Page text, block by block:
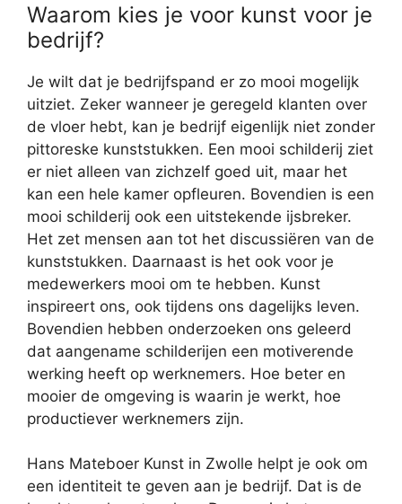
Waarom kies je voor kunst voor je
bedrijf?
Je wilt dat je bedrijfspand er zo mooi mogelijk
uitziet. Zeker wanneer je geregeld klanten over
de vloer hebt, kan je bedrijf eigenlijk niet zonder
pittoreske kunststukken. Een mooi schilderij ziet
er niet alleen van zichzelf goed uit, maar het
kan een hele kamer opfleuren. Bovendien is een
mooi schilderij ook een uitstekende ijsbreker.
Het zet mensen aan tot het discussiëren van de
kunststukken. Daarnaast is het ook voor je
medewerkers mooi om te hebben. Kunst
inspireert ons, ook tijdens ons dagelijks leven.
Bovendien hebben onderzoeken ons geleerd
dat aangename schilderijen een motiverende
werking heeft op werknemers. Hoe beter en
mooier de omgeving is waarin je werkt, hoe
productiever werknemers zijn.
Hans Mateboer Kunst in Zwolle helpt je ook om
een identiteit te geven aan je bedrijf. Dat is de